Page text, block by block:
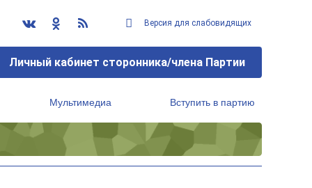
Версия для слабовидящих
Личный кабинет сторонника/члена Партии
Мультимедиа Вступить в партию